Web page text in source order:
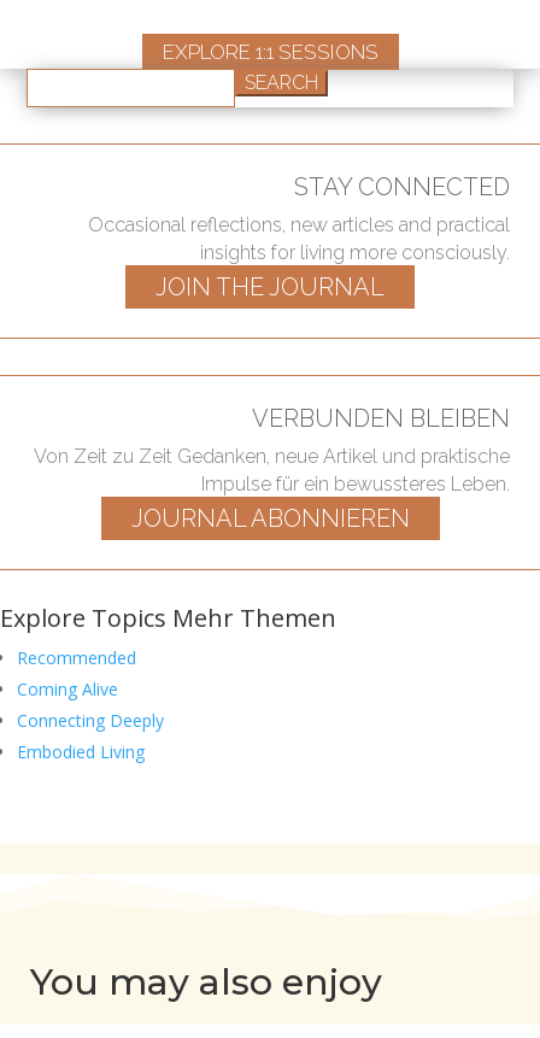
EXPLORE 1:1 SESSIONS
for:
STAY CONNECTED
Occasional reflections, new articles and practical
insights for living more consciously.
JOIN THE JOURNAL
VERBUNDEN BLEIBEN
Von Zeit zu Zeit Gedanken, neue Artikel und praktische
Impulse für ein bewussteres Leben.
JOURNAL ABONNIEREN
Explore Topics Mehr Themen
Recommended
Coming Alive
Connecting Deeply
Embodied Living
You may also enjoy